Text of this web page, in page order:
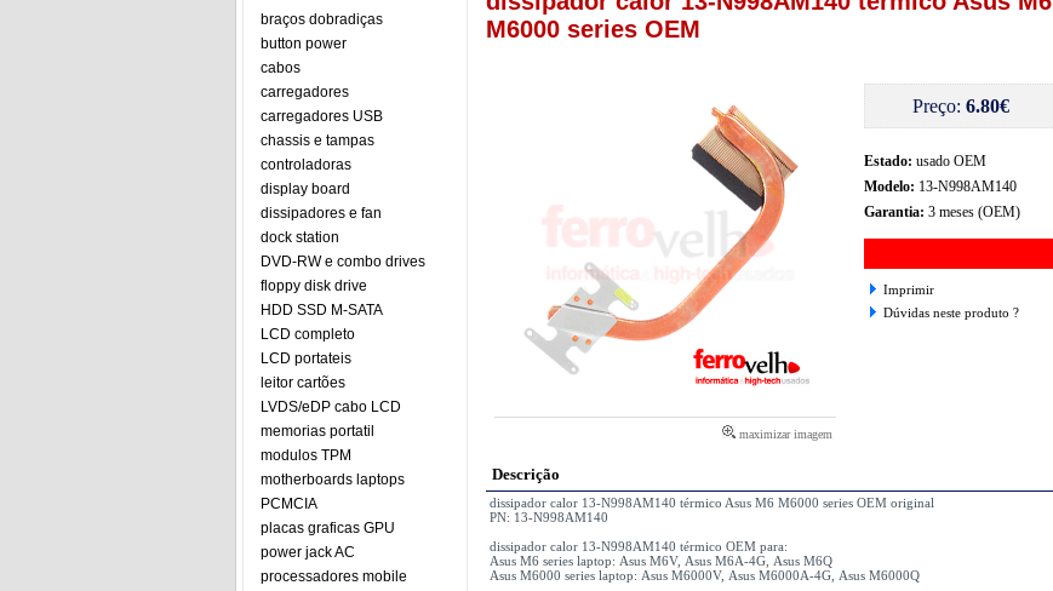
braços dobradiças
button power
cabos
carregadores
carregadores USB
chassis e tampas
controladoras
display board
dissipadores e fan
dock station
DVD-RW e combo drives
floppy disk drive
HDD SSD M-SATA
LCD completo
LCD portateis
leitor cartões
LVDS/eDP cabo LCD
memorias portatil
modulos TPM
motherboards laptops
PCMCIA
placas graficas GPU
power jack AC
processadores mobile
M6000 series OEM
maximizar imagem
Preço: 6.80€
Estado: usado OEM
Modelo: 13-N998AM140
Garantia: 3 meses (OEM)
Imprimir
Dúvidas neste produto ?
Descrição
dissipador calor 13-N998AM140 térmico Asus M6 M6000 series OEM original
PN: 13-N998AM140
dissipador calor 13-N998AM140 térmico OEM para:
Asus M6 series laptop: Asus M6V, Asus M6A-4G, Asus M6Q
Asus M6000 series laptop: Asus M6000V, Asus M6000A-4G, Asus M6000Q